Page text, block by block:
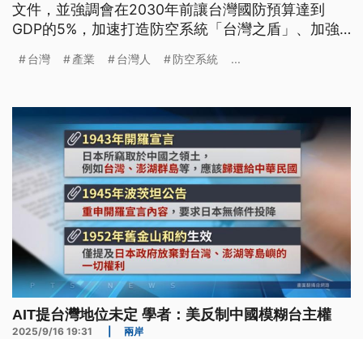
文件，並強調會在2030年前讓台灣國防預算達到
GDP的5%，加速打造防空系統「台灣之盾」、加強
謝協助花蓮光復災後復原的「鏟子超人」們，稱讚這
家園的決心。
台灣 產業 台灣人 防空系統 ...
AIT提台灣地位未定 學者：美反制中國模糊台主權
2025/9/16 19:31 兩岸